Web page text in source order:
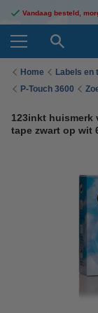
Vandaag besteld,
Home Labels en
P-Touch 3600
123inkt huismerk
tape zwart op wit